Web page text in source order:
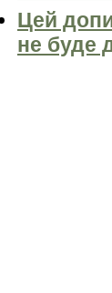
Цей
не буде